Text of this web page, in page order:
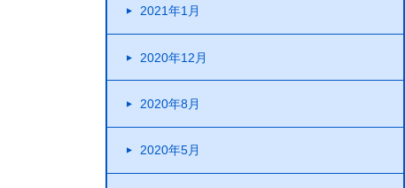
2021年1月
2020年12月
2020年8月
2020年5月